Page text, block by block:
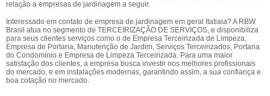
relação a empresas de jardinagem a seguir.
Interessado em contato de empresa de jardinagem em geral Itatiaia? A RBW
Brasil atua no segmento de TERCEIRIZAÇÃO DE SERVIÇOS, e disponibiliza
para seus clientes serviços como o de Empresa Terceirizada de Limpeza,
Empresa de Portaria, Manutenção de Jardim, Serviços Terceirizados, Portaria
do Condomínio e Empresa de Limpeza Terceirizada. Para uma maior
satisfação dos clientes, a empresa busca investir nos melhores profissionais
do mercado, e em instalações modernas, garantindo assim, a sua confiança e
boa cotação no mercado.